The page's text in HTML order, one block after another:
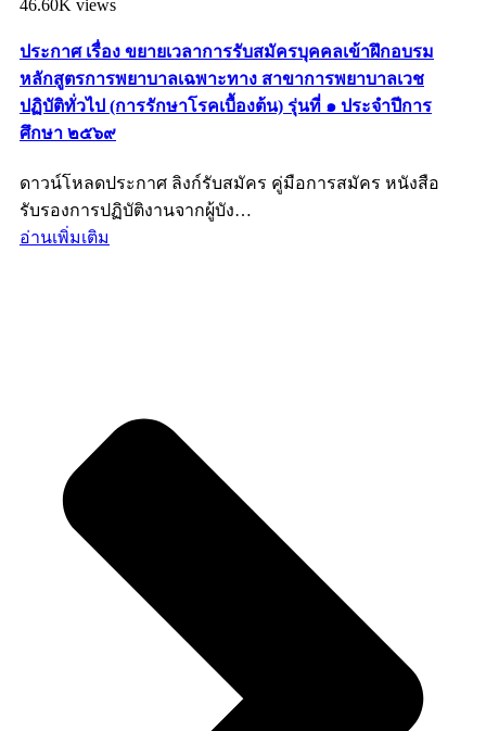
46.60K views
ประกาศ เรื่อง ขยายเวลาการรับสมัครบุคคลเข้าฝึกอบรม
หลักสูตรการพยาบาลเฉพาะทาง สาขาการพยาบาลเวช
ปฏิบัติทั่วไป (การรักษาโรคเบื้องต้น) รุ่นที่ ๑ ประจำปีการ
ศึกษา ๒๕๖๙
ดาวน์โหลดประกาศ ลิงก์รับสมัคร คู่มือการสมัคร หนังสือ
รับรองการปฏิบัติงานจากผู้บัง…
อ่านเพิ่มเติม